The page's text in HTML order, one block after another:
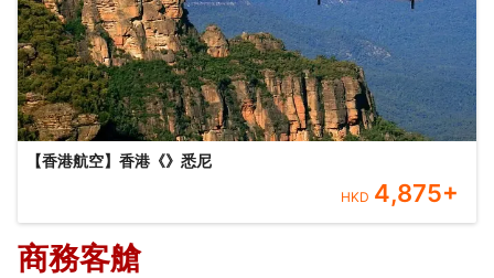
【香港航空】香港《》悉尼
HKD 4,875+
商務客艙